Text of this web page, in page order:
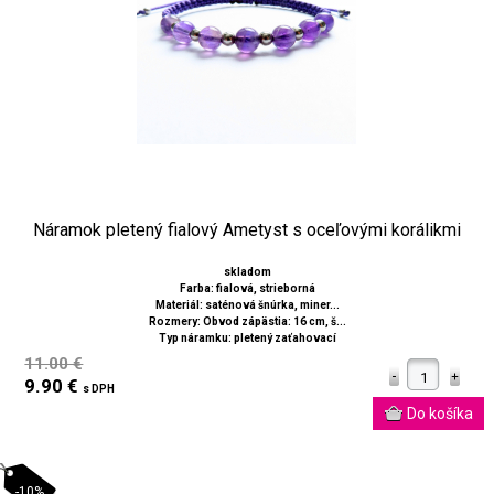
Náramok pletený fialový Ametyst s oceľovými korálikmi
skladom
Farba: fialová, strieborná
Materiál: saténová šnúrka, miner...
Rozmery: Obvod zápästia: 16 cm, š...
Typ náramku: pletený zaťahovací
11.00 €
9.90 € s DPH